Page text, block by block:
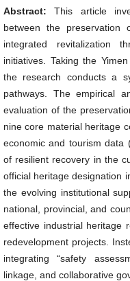
Abstract:This article
between the preservation
integrated revitalization
initiatives. Taking the
the research conducts a
pathways. The empirical
evaluation of the
nine core material heritage
economic and tourism data
of resilient recovery in the
official heritage designation
the evolving institutional
national, provincial, and
effective industrial heritage
redevelopment projects.
integrating “safety
linkage, and collaborative